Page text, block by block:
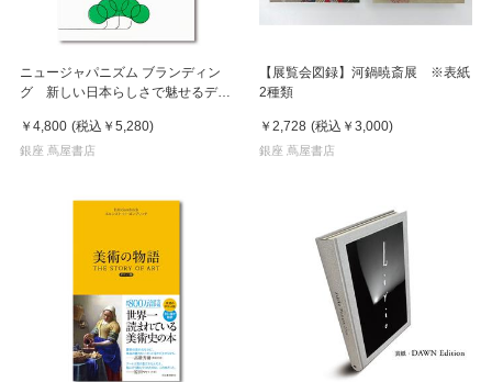
ニュージャパニズム ブランディン
グ 新しい日本らしさで魅せるデザ
￥4,800 (税込 ￥5,280)
銀座 蔦屋書店
【展覧会図録】河鍋暁斎展 ※表紙
2種類
￥2,728 (税込 ￥3,000)
銀座 蔦屋書店